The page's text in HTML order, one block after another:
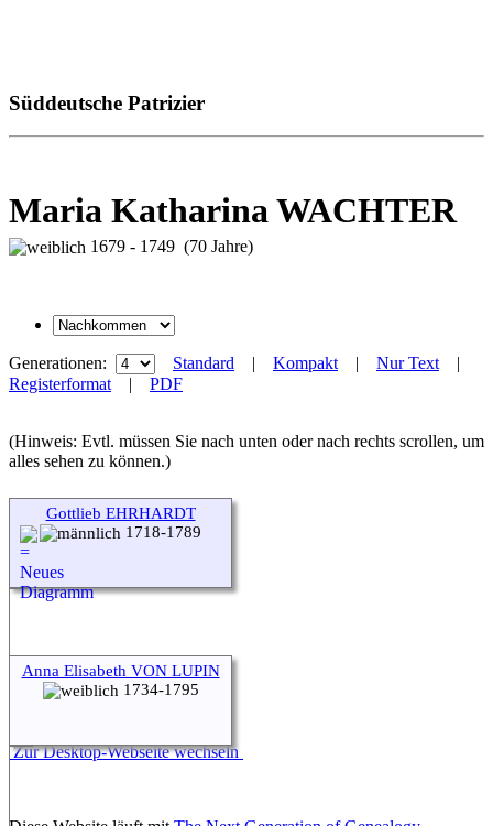
Süddeutsche Patrizier
Maria Katharina WACHTER
1679 - 1749 (70 Jahre)
Generationen: Standard | Kompakt | Nur Text |
Registerformat | PDF
(Hinweis: Evtl. müssen Sie nach unten oder nach rechts scrollen, um
alles sehen zu können.)
Gottlieb EHRHARDT
1718-1789
Anna Elisabeth VON LUPIN
1734-1795
Zur Desktop-Webseite wechseln